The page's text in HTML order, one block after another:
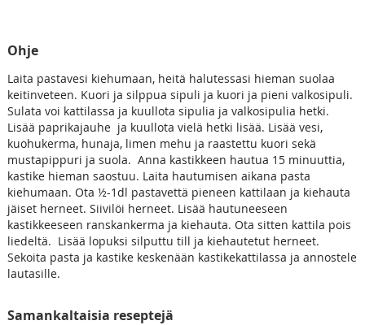
Ohje
Laita pastavesi kiehumaan, heitä halutessasi hieman suolaa
keitinveteen. Kuori ja silppua sipuli ja kuori ja pieni valkosipuli.
Sulata voi kattilassa ja kuullota sipulia ja valkosipulia hetki.
Lisää paprikajauhe ja kuullota vielä hetki lisää. Lisää vesi,
kuohukerma, hunaja, limen mehu ja raastettu kuori sekä
mustapippuri ja suola. Anna kastikkeen hautua 15 minuuttia,
kastike hieman saostuu. Laita hautumisen aikana pasta
kiehumaan. Ota ½-1dl pastavettä pieneen kattilaan ja kiehauta
jäiset herneet. Siivilöi herneet. Lisää hautuneeseen
kastikkeeseen ranskankerma ja kiehauta. Ota sitten kattila pois
liedeltä. Lisää lopuksi silputtu till ja kiehautetut herneet.
Sekoita pasta ja kastike keskenään kastikekattilassa ja annostele
lautasille.
Samankaltaisia reseptejä